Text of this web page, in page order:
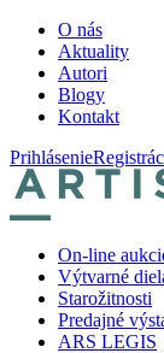
O nás
Aktuality
Autori
Blogy
Kontakt
Prihlásenie
On-line
Výtvarné
Starožitnosti
Predajné
ARS LEGIS